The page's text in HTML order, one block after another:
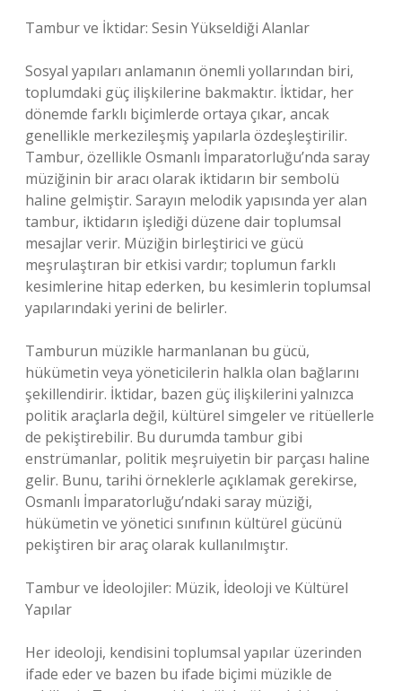
Tambur ve İktidar: Sesin Yükseldiği Alanlar
Sosyal yapıları anlamanın önemli yollarından biri,
toplumdaki güç ilişkilerine bakmaktır. İktidar, her
dönemde farklı biçimlerde ortaya çıkar, ancak
genellikle merkezileşmiş yapılarla özdeşleştirilir.
Tambur, özellikle Osmanlı İmparatorluğu’nda saray
müziğinin bir aracı olarak iktidarın bir sembolü
haline gelmiştir. Sarayın melodik yapısında yer alan
tambur, iktidarın işlediği düzene dair toplumsal
mesajlar verir. Müziğin birleştirici ve gücü
meşrulaştıran bir etkisi vardır; toplumun farklı
kesimlerine hitap ederken, bu kesimlerin toplumsal
yapılarındaki yerini de belirler.
Tamburun müzikle harmanlanan bu gücü,
hükümetin veya yöneticilerin halkla olan bağlarını
şekillendirir. İktidar, bazen güç ilişkilerini yalnızca
politik araçlarla değil, kültürel simgeler ve ritüellerle
de pekiştirebilir. Bu durumda tambur gibi
enstrümanlar, politik meşruiyetin bir parçası haline
gelir. Bunu, tarihi örneklerle açıklamak gerekirse,
Osmanlı İmparatorluğu’ndaki saray müziği,
hükümetin ve yönetici sınıfının kültürel gücünü
pekiştiren bir araç olarak kullanılmıştır.
Tambur ve İdeolojiler: Müzik, İdeoloji ve Kültürel
Yapılar
Her ideoloji, kendisini toplumsal yapılar üzerinden
ifade eder ve bazen bu ifade biçimi müzikle de